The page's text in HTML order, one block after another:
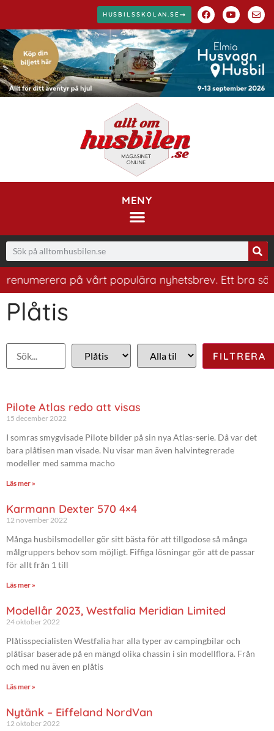
HUSBILSSKOLAN.SE
MENY
på vårt populära nyhetsbrev. Ett bra sätt
Plåtis
Pilote Atlas redo att visas
15 december 2022
I somras smygvisade Pilote bilder på sin nya Atlas-serie. Då var det
bara plåtisen man visade. Nu visar man även halvintegrerade
modeller med samma macho
Läs mer »
Karmann Dexter 570 4×4
12 november 2022
Många husbilsmodeller gör sitt bästa för att tillgodose så många
målgruppers behov som möjligt. Fiffiga lösningar gör att de passar
för allt från 1 till
Läs mer »
Modellår 2023, Westfalia Meridian Limited
24 oktober 2022
Plåtisspecialisten Westfalia har alla typer av campingbilar och
plåtisar baserade på en mängd olika chassin i sin modellflora. Från
och med nu även en plåtis
Läs mer »
Nytänk – Eiffeland NordVan
12 oktober 2022